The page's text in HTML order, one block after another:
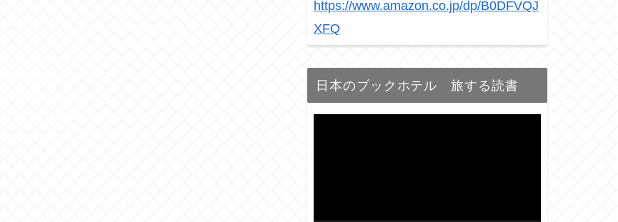
https://www.amazon.co.jp/dp/B0DFVQJ
XFQ
日本のブックホテル 旅する読書